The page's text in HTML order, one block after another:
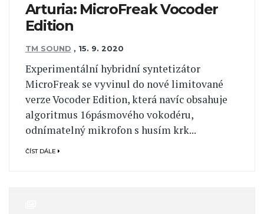
Arturia: MicroFreak Vocoder
Edition
TM SOUND , 15. 9. 2020
Experimentální hybridní syntetizátor
MicroFreak se vyvinul do nové limitované
verze Vocoder Edition, která navíc obsahuje
algoritmus 16pásmového vokodéru,
odnímatelný mikrofon s husím krk...
ČÍST DÁLE